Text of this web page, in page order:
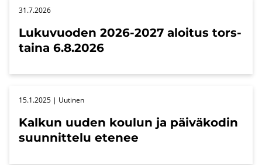
Lu­ku­vuo­den 2026-2027 aloi­tus tors­
tai­na 6.8.2026
31.7.2026
Kal­kun uuden kou­lun ja päi­vä­ko­din
suun­nit­te­lu ete­nee
15.1.2025 | Uu­ti­nen